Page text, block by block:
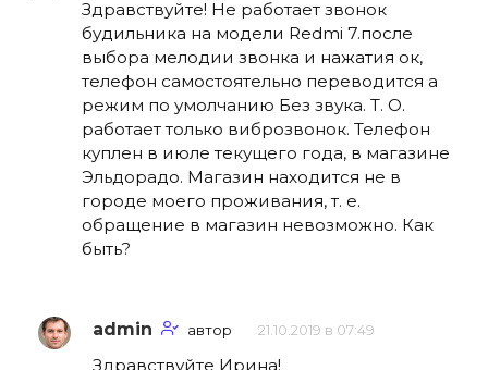
Здравствуйте! Не работает звонок
будильника на модели Redmi 7.после
выбора мелодии звонка и нажатия ок,
телефон самостоятельно переводится а
режим по умолчанию Без звука. Т. О.
работает только виброзвонок. Телефон
куплен в июле текущего года, в магазине
Эльдорадо. Магазин находится не в
городе моего проживания, т. е.
обращение в магазин невозможно. Как
быть?
admin автор 21.10.2019 в 07:49
Здравствуйте Ирина!